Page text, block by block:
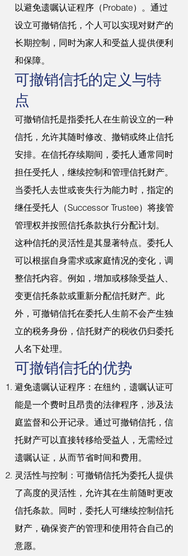
以避免遗嘱认证程序（Probate）。通过
设立可撤销信托，个人可以实现对财产的
长期控制，同时为家人和受益人提供便利
和保障。
可撤销信托的定义与特
点
可撤销信托是指委托人在生前设立的一种
信托，允许其随时修改、撤销或终止信托
安排。在信托存续期间，委托人通常同时
担任受托人，继续控制和管理信托财产。
当委托人去世或丧失行为能力时，指定的
继任受托人（Successor Trustee）将接管
管理权并按照信托条款执行分配计划。
这种信托的灵活性是其显著特点。委托人
可以根据自身需求或家庭情况的变化，调
整信托内容。例如，增加或移除受益人、
变更信托条款或重新分配信托财产。此
外，可撤销信托在委托人生前不会产生独
立的税务身份，信托财产的税收仍归委托
人名下处理。
可撤销信托的优势
避免遗嘱认证程序：在纽约，遗嘱认证可
能是一个费时且昂贵的法律程序，涉及法
庭监督和公开记录。通过可撤销信托，信
托财产可以直接转移给受益人，无需经过
遗嘱认证，从而节省时间和费用。
灵活性与控制：可撤销信托为委托人提供
了高度的灵活性，允许其在生前随时更改
信托条款。同时，委托人可继续控制信托
财产，确保资产的管理和使用符合自己的
意愿。